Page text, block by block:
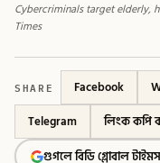
Cybercriminals target elderly,
Times
SHARE Facebook
Telegram
লিংক কপি
গুগলে বিডি গ্লোবাল